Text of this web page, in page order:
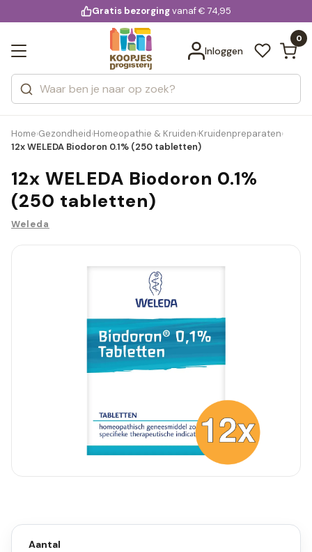
voor 20:00 uur besteld
Gratis bezorgingvanaf € 74,95
Inloggen
0
Zoeken
Categorieën
Merken
Bekijk alle resultaten
Home›Gezondheid›Homeopathie & Kruiden›Kruidenpreparaten›
12x WELEDA Biodoron 0.1% (250 tabletten)
12x WELEDA Biodoron 0.1%
(250 tabletten)
Weleda
Aantal